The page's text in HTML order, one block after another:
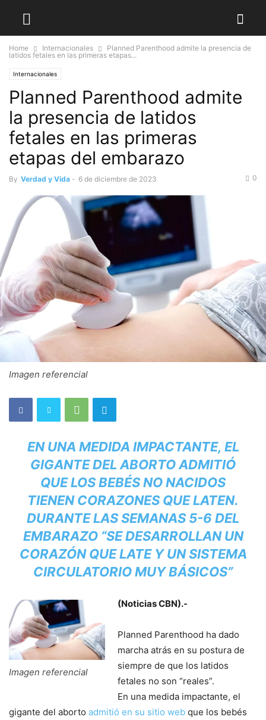
Home Internacionales
Planned Parenthood admite la presencia de
latidos fetales en las primeras etapas...
Internacionales
Planned Parenthood admite
la presencia de latidos
fetales en las primeras
etapas del embarazo
By Verdad y Vida - 6 de diciembre de 2023 0
Imagen referencial
EN UNA MEDIDA IMPACTANTE, EL
GIGANTE DEL ABORTO ADMITIÓ
QUE LOS BEBÉS NO NACIDOS
TIENEN CORAZONES QUE LATEN.
DURANTE LAS SEMANAS 5-6 DEL
EMBARAZO “SE DESARROLLAN UN
CORAZÓN QUE LATE Y UN SISTEMA
CIRCULATORIO MUY BÁSICOS”
Imagen referencial
(Noticias CBN).-
Planned Parenthood ha dado
marcha atrás en su postura de
siempre de que los latidos
fetales no son “reales”.
En una medida impactante, el
gigante del aborto admitió en su sitio web que los bebés